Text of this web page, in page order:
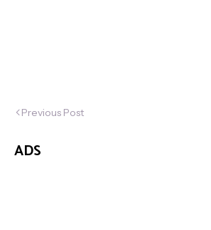
Previous Post
ADS